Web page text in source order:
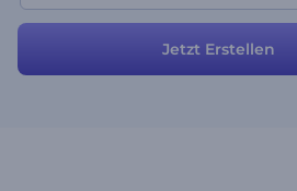
Jetzt Erstellen